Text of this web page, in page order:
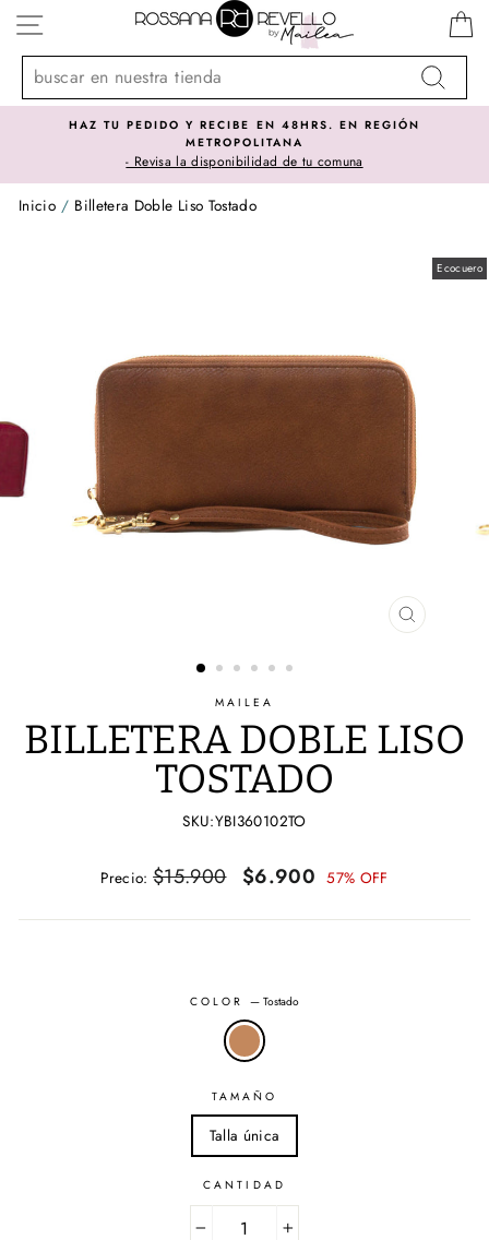
directamente
contenido
NAVEGACIÓN
Buscar
HAZ TU PEDIDO Y RECIBE EN 48HRS. EN REGIÓN
METROPOLITANA
- Revisa la disponibilidad de tu comuna
Inicio / Billetera Doble Liso Tostado
Ecocuero
CERRAR
MAILEA
BILLETERA DOBLE LISO
TOSTADO
SKU:YBI360102TO
Precio
Precio:$15.900
Precio
oferta
$6.900 57% OFF
COLOR—Tostado
TAMAÑO
Talla única
CANTIDAD